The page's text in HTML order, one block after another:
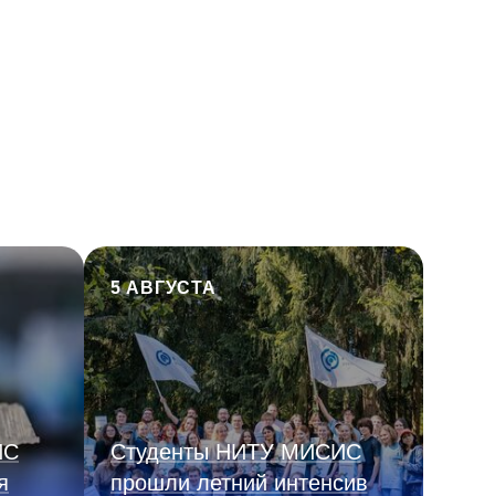
5 АВГУСТА
Студенты НИТУ МИСИС
прошли летний интенсив